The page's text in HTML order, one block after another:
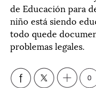
de Educación para
niño está siendo
todo quede
problemas legales.
0